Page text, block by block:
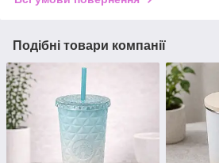
Подібні товари компанії